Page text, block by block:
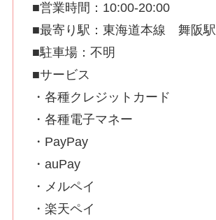
■営業時間：10:00-20:00
■最寄り駅：東海道本線 舞阪駅
■駐車場：不明
■サービス
・各種クレジットカード
・各種電子マネー
・PayPay
・auPay
・メルペイ
・楽天ペイ